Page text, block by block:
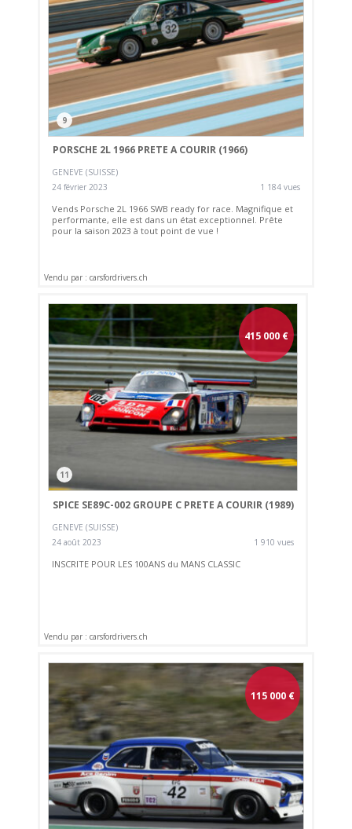
9
PORSCHE 2L 1966 PRETE A COURIR (1966)
GENEVE (SUISSE)
24 février 2023
1 184 vues
Vends Porsche 2L 1966 SWB ready for race. Magnifique et
performante, elle est dans un état exceptionnel. Prête
pour la saison 2023 à tout point de vue !
Vendu par : carsfordrivers.ch
415 000 €
11
SPICE SE89C-002 GROUPE C PRETE A COURIR (1989)
GENEVE (SUISSE)
24 août 2023
1 910 vues
INSCRITE POUR LES 100ANS du MANS CLASSIC
Vendu par : carsfordrivers.ch
115 000€